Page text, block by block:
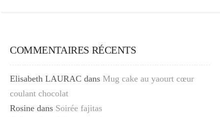
COMMENTAIRES RÉCENTS
Elisabeth LAURAC dans Mug cake au yaourt cœur
coulant chocolat
Rosine dans Soirée fajitas